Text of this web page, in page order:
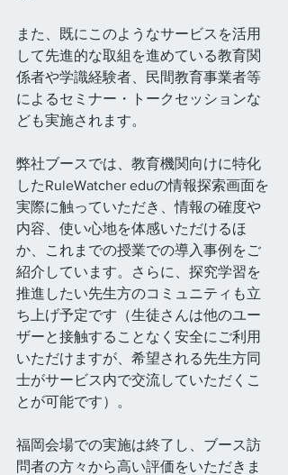
また、既にこのようなサービスを活用
して先進的な取組を進めている教育関
係者や学識経験者、民間教育事業者等
によるセミナー・トークセッションな
ども実施されます。
弊社ブースでは、教育機関向けに特化
したRuleWatcher eduの情報探索画面を
実際に触っていただき、情報の確度や
内容、使い心地を体感いただけるほ
か、これまでの授業での導入事例をご
紹介しています。さらに、探究学習を
推進したい先生方のコミュニティも立
ち上げ予定です（生徒さんは他のユー
ザーと接触することなく安全にご利用
いただけますが、希望される先生方同
士がサービス内で交流していただくこ
とが可能です）。
福岡会場での実施は終了し、ブース訪
問者の方々から高い評価をいただきま